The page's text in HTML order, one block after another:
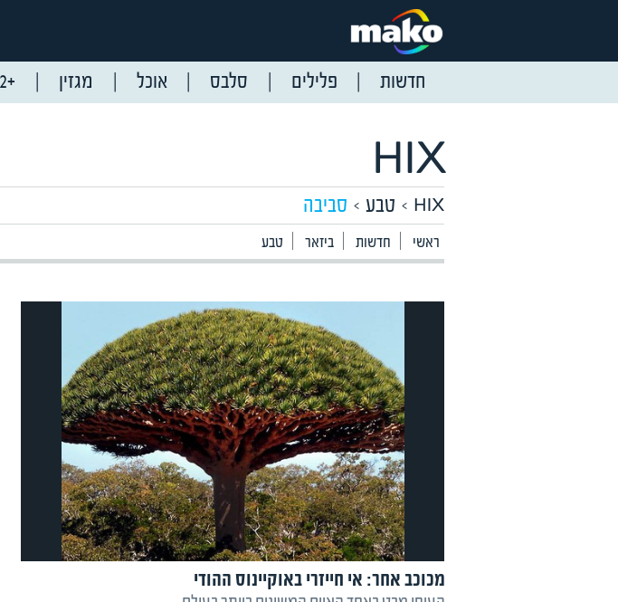
חדשות פלילים סלבס אוכל מגזין +12
HIX
HIX טבע סביבה
ראשי חדשות ביזאר טבע
מכוכב אחר: אי חייזרי באוקיינוס ההודי